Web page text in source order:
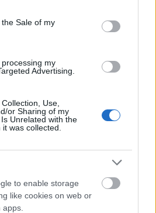
purposes in below Google
Sale of my
my
Advertising.
Use,
or Sharing of my
Unrelated with the
was collected.
to enable storage
like cookies on web or
zárni nem felemelő
társulati ülését a Tomcsa
próbára tette az